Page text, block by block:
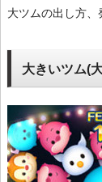
大ツムの出し方、
大きいツム(